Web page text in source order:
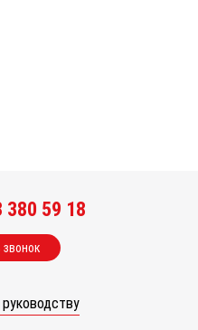
380 59 18